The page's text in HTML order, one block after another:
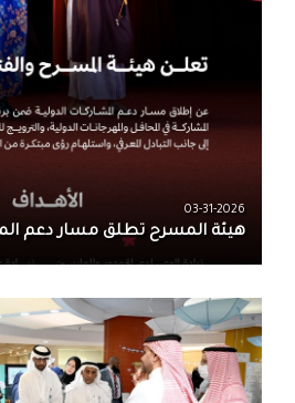
03-31-2026
هيئة المسرح تطلق مسار دعم